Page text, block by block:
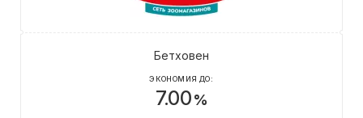
Бетховен
ЭКОНОМИЯ ДО:
7.00%